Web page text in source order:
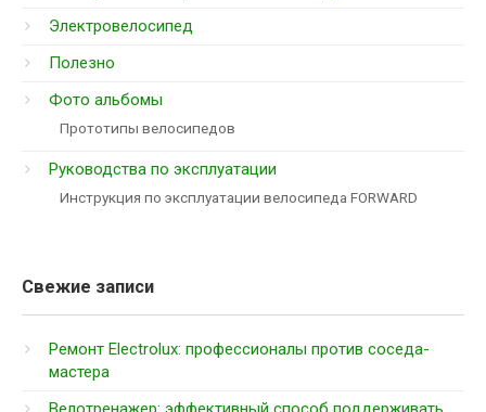
Электровелосипед
Полезно
Фото альбомы
Прототипы велосипедов
Руководства по эксплуатации
Инструкция по эксплуатации велосипеда FORWARD
Свежие записи
Ремонт Electrolux: профессионалы против соседа-
мастера